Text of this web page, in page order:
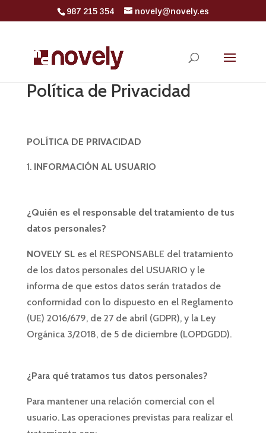
987 215 354 novely@novely.es
Política de Privacidad
POLÍTICA DE PRIVACIDAD
INFORMACIÓN AL USUARIO
¿Quién es el responsable del tratamiento de tus
datos personales?
NOVELY SLes el RESPONSABLE del tratamiento
de los datos personales del USUARIO y le
informa de que estos datos serán tratados de
conformidad con lo dispuesto en el Reglamento
(UE) 2016/679, de 27 de abril (GDPR), y la Ley
Orgánica 3/2018, de 5 de diciembre (LOPDGDD).
¿Para qué tratamos tus datos personales?
Para mantener una relación comercial con el
usuario. Las operaciones previstas para realizar el